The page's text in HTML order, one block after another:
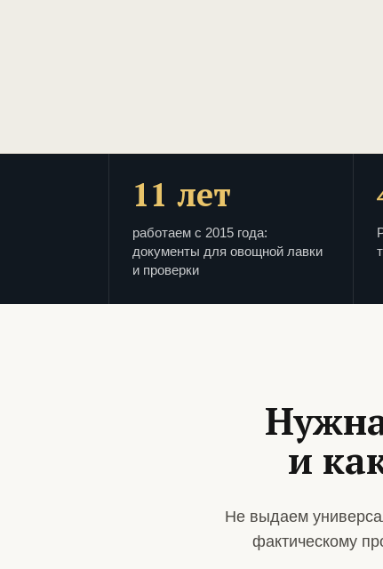
11 лет
работаем с 2015 года:
документы для овощной лавки
и проверки
и
Не выдаем
фактическому